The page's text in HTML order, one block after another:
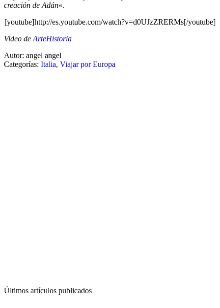
creación de Adán«.
[youtube]http://es.youtube.com/watch?v=d0UJzZRERMs[/youtube]
Video de ArteHistoria
Autor: angel angel
Categorías: Italia, Viajar por Europa
Últimos artículos publicados